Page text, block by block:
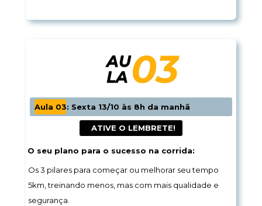
O seu plano para o sucesso na corrida:
Aula 03: Sexta 13/10 às 8h da manhã
Os 3 pilares para começar ou melhorar seu tempo
5km, treinando menos, mas com mais qualidade e
segurança.
AU
LA03
ATIVE O LEMBRETE!